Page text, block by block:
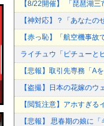
【8/22開催】 「琵琶湖
【神対応】？「あなた
【赤っ恥】「航空機事
ライチュウ「ピチューと
【悲報】取引先専務「
【盗撮】日本の花嫁の
【閲覧注意】アホすぎ
【悲報】 思春期の娘に